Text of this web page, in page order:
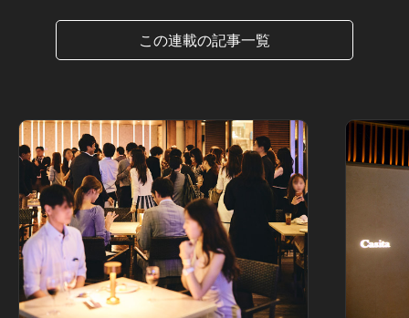
この連載の記事一覧